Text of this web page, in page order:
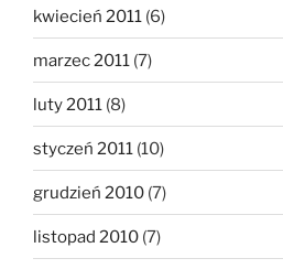
kwiecień 2011 (6)
marzec 2011 (7)
luty 2011 (8)
styczeń 2011 (10)
grudzień 2010 (7)
listopad 2010 (7)